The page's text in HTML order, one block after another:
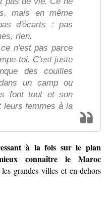
mais en même
d'écarts : pas
rien.
n'est pas parce
toi. C'est juste
des couilles
un camp ou
font tout et son
femmes à la
à la fois sur le plan
connaître le Maroc
grandes villes et en-dehors